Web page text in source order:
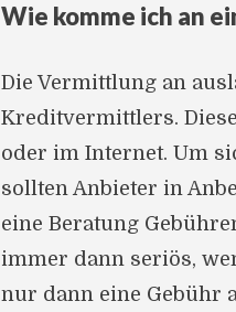
Wie komme ich an
Die Vermittlung an
Kreditvermittlers.
oder im Internet. Um
sollten Anbieter in
eine Beratung
immer dann seriös,
nur dann eine Gebühr